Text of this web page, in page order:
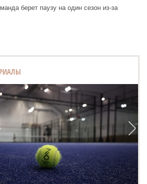
берет паузу на один сезон из-за